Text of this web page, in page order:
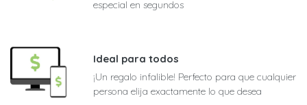
especial en segundos
Ideal para todos
¡Un regalo infalible! Perfecto para que cualquier
persona elija exactamente lo que desea